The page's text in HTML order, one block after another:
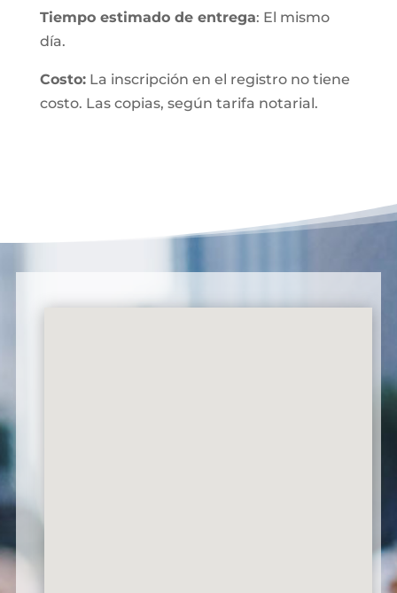
Tiempo estimado de entrega: El mismo
día.
Costo:La inscripción en el registro no tiene
costo. Las copias, según tarifa notarial.